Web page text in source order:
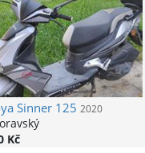
Sinner 125 2020
Kč